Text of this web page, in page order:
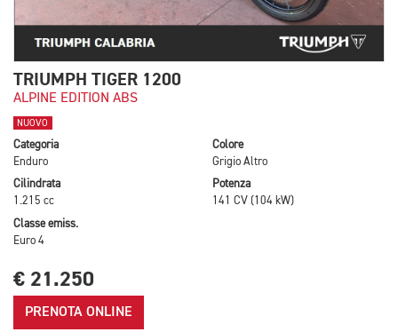
TRIUMPH TIGER 1200
ALPINE EDITION ABS
NUOVO
Categoria
Enduro
Colore
Grigio Altro
Cilindrata
1.215 cc
Potenza
141 CV (104 kW)
Classe emiss.
Euro 4
€ 21.250
PRENOTA ONLINE